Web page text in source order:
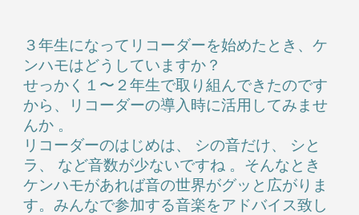
３年生になってリコーダーを始めたとき、ケ
ンハモはどうしていますか？
せっかく１〜２年生で取り組んできたのです
から、リコーダーの導入時に活用してみませ
んか 。
リコーダーのはじめは、 シの音だけ、 シと
ラ、 など音数が少ないですね 。そんなとき
ケンハモがあれば音の世界がグッと広がりま
す。みんなで参加する音楽をアドバイス致し